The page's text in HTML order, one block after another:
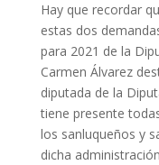
Hay que recordar
estas dos
para 2021 de la
Carmen Álvarez
diputada de la
tiene presente
los sanluqueños y
dicha